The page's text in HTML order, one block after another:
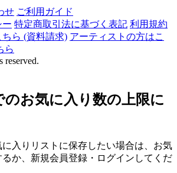
せ ご利用ガイド
ー 特定商取引法に基づく表記 利用規約
ら (資料請求) アーティストの方はこ
ら
reserved.
お気に入り数の上限に
入りリストに保存したい場合は、お気
か、新規会員登録・ログインしてくだ